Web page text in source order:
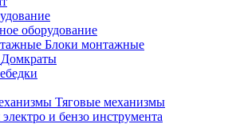
оборудование
Блоки монтажные
Домкраты
Тяговые механизмы
и бензо инструмента